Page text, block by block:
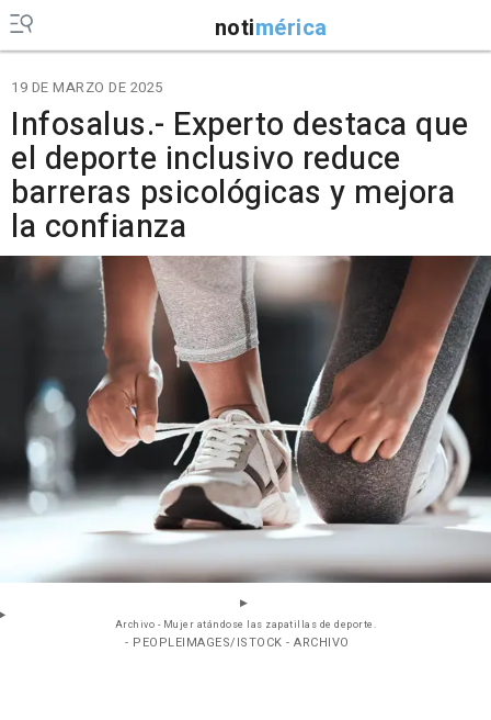
notimérica
19 DE MARZO DE 2025
Infosalus.- Experto destaca que
el deporte inclusivo reduce
barreras psicológicas y mejora
la confianza
Archivo - Mujer atándose las zapatillas de deporte.
- PEOPLEIMAGES/ISTOCK - ARCHIVO